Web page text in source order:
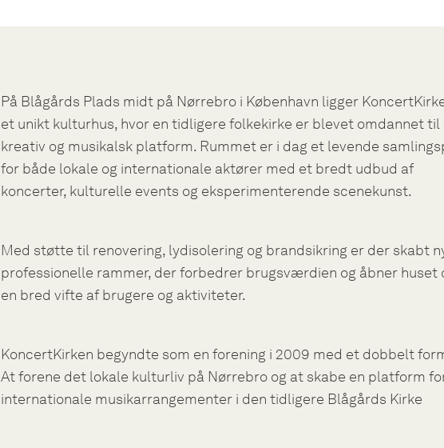
På Blågårds Plads midt på Nørrebro i København ligger
et unikt kulturhus, hvor en tidligere folkekirke er blevet omdannet til
kreativ og musikalsk platform. Rummet er i dag et levende
for både lokale og internationale aktører med et bredt udbud af
koncerter, kulturelle events og eksperimenterende scenekunst.
Med støtte til renovering, lydisolering og brandsikring er der skabt
professionelle rammer, der forbedrer brugsværdien og åbner huset
en bred vifte af brugere og aktiviteter.
KoncertKirken begyndte som en forening i 2009 med et dobbelt
At forene det lokale kulturliv på Nørrebro og at skabe en platform
internationale musikarrangementer i den tidligere Blågårds Kirke